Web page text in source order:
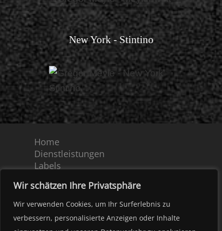
Wir schätzen Ihre Privatsphäre
Wir verwenden Cookies, um Ihr Surferlebnis zu
verbessern, personalisierte Anzeigen oder Inhalte
New York - Stintino
Home
Dienstleistungen
Labels
Team
Kontakt
Impressum – Datenschutz